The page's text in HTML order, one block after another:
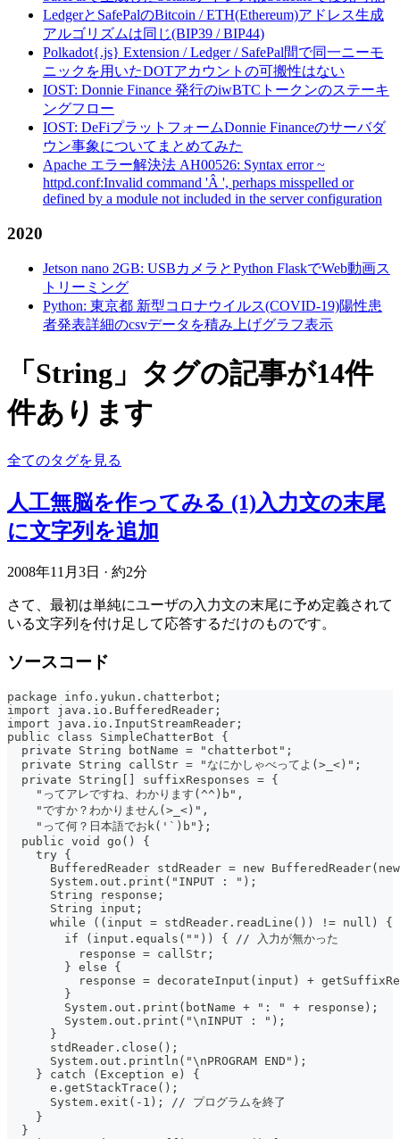
LedgerとSafePalのBitcoin / ETH(Ethereum)アドレス生成
アルゴリズムは同じ(BIP39 / BIP44)
Polkadot{.js} Extension / Ledger / SafePal間で同一ニーモ
ニックを用いたDOTアカウントの可搬性はない
IOST: Donnie Finance 発行のiwBTCトークンのステーキ
ングフロー
IOST: DeFiプラットフォームDonnie Financeのサーバダ
ウン事象についてまとめてみた
Apache エラー解決法 AH00526: Syntax error ~
httpd.conf:Invalid command 'Â ', perhaps misspelled or
defined by a module not included in the server configuration
2020
Jetson nano 2GB: USBカメラとPython FlaskでWeb動画ス
トリーミング
Python: 東京都 新型コロナウイルス(COVID-19)陽性患
者発表詳細のcsvデータを積み上げグラフ表示
「String」タグの記事が14件
件あります
全てのタグを見る
人工無脳を作ってみる (1)入力文の末尾
に文字列を追加
2008年11月3日 · 約2分
さて、最初は単純にユーザの入力文の末尾に予め定義されて
いる文字列を付け足して応答するだけのものです。
ソースコード
package info.yukun.chatterbot;
import java.io.BufferedReader;
import java.io.InputStreamReader;
public class SimpleChatterBot {
  private String botName = "chatterbot";
  private String callStr = "なにかしゃべってよ(>_<)";
  private String[] suffixResponses = {
    "ってアレですね、わかります(^^)b",
    "ですか？わかりません(>_<)",
    "って何？日本語でおk('`)b"};
  public void go() {
    try {
BufferedReader stdReader = new
      System.out.print("INPUT : ");
      String response;
      String input;
while ((input = stdReader.readLine()) != null) {
        if (input.equals("")) { // 入力が無かった
          response = callStr;
        } else {
response = decorateInput(input) +
        }
        System.out.print(botName + ": " + response);
        System.out.print("\nINPUT : ");
      }
      stdReader.close();
      System.out.println("\nPROGRAM END");
    } catch (Exception e) {
      e.getStackTrace();
      System.exit(-1); // プログラムを終了
    }
  }